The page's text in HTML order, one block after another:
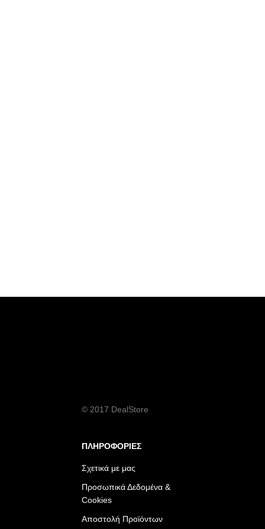
© 2017 DealStore
ΠΛΗΡΟΦΟΡΙΕΣ
Σχετικά με μας
Προσωπικά Δεδομένα &
Cookies
Αποστολή Προϊόντων